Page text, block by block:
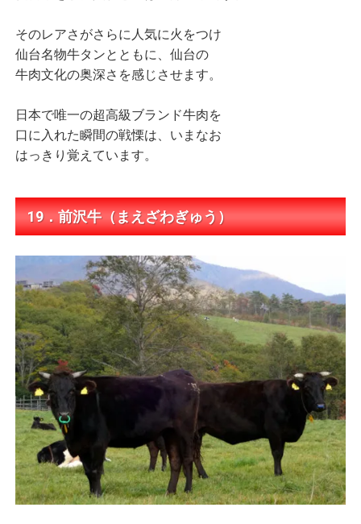
そのレアさがさらに人気に火をつけ
仙台名物牛タンとともに、仙台の
牛肉文化の奥深さを感じさせます。
日本で唯一の超高級ブランド牛肉を
口に入れた瞬間の戦慄は、いまなお
はっきり覚えています。
19．前沢牛（まえざわぎゅう）